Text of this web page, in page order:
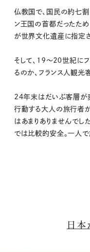
仏教国で、国民の約七
ン王国の首都だったた
が世界文化遺産に指定さ
そして、19〜20世紀に
るのか、フランス人観光
24年末はだいぶ客層が
行動する大人の旅行者
はあまりありませんでし
では比較的安全。一人で
日本